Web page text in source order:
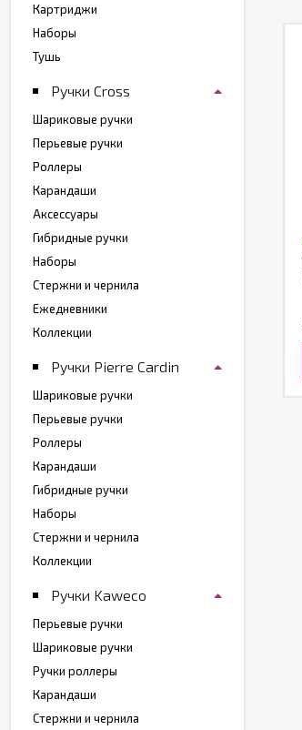
в наличии
ручка BENU Scepter III
руб.
В корзину
Картриджи
Наборы
Тушь
Ручки Cross
Шариковые ручки
Перьевые ручки
Роллеры
Карандаши
Аксессуары
Гибридные ручки
Наборы
Стержни и чернила
Ежедневники
Коллекции
Ручки Pierre Cardin
Шариковые ручки
Перьевые ручки
Роллеры
Карандаши
Гибридные ручки
Наборы
Стержни и чернила
Коллекции
Ручки Kaweco
Перьевые ручки
Шариковые ручки
Ручки роллеры
Карандаши
Стержни и чернила